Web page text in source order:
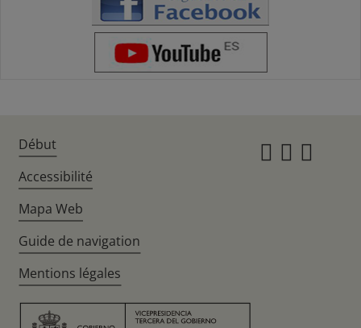
Début
Accessibilité
Mapa Web
Guide de navigation
Mentions légales